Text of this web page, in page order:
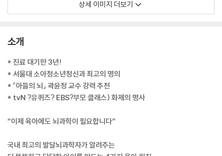
상세 이미지 더보기
소개
* 진료 대기만 3년!
* 서울대 소아청소년정신과 최고의 명의
* 『아들의 뇌』 곽윤정 교수 강력 추천
* tvN ?유퀴즈? EBS?부모 클래스) 화제의 명사
“이제 육아에도 뇌과학이 필요합니다”
국내 최고의 발달뇌과학자가 알려주는